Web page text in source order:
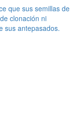
que sus semillas de
clonación ni
sus antepasados.